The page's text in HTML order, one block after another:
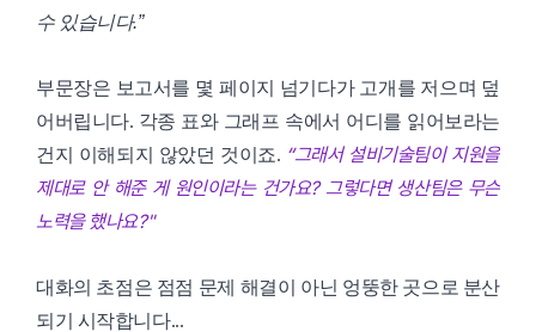
수 있습니다.”
부문장은 보고서를 몇 페이지 넘기다가 고개를 저으며 덮
어버립니다. 각종 표와 그래프 속에서 어디를 읽어보라는
건지 이해되지 않았던 것이죠. “그래서 설비기술팀이 지원을
제대로 안 해준 게 원인이라는 건가요? 그렇다면 생산팀은 무슨
노력을 했나요?"
대화의 초점은 점점 문제 해결이 아닌 엉뚱한 곳으로 분산
되기 시작합니다...